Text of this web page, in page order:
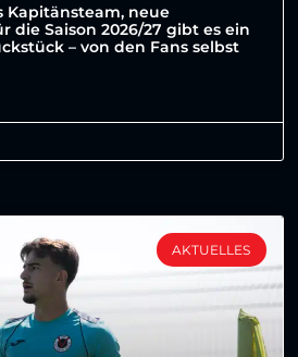
Kapitänsteam, neue
die Saison 2026/27 gibt es ein
– von den Fans selbst
AKTUELLES